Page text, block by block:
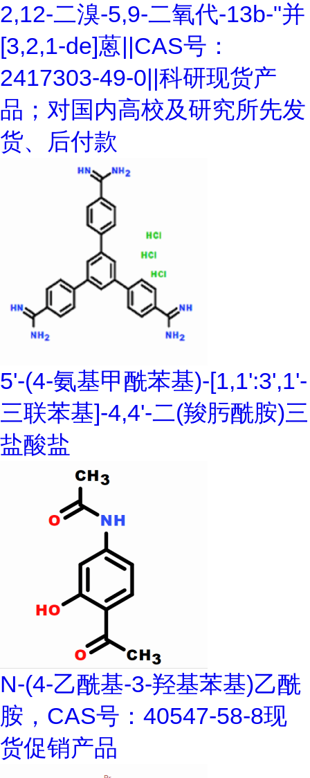
2,12-二溴-5,9-二氧代-13b-"并
[3,2,1-de]蒽||CAS号：
2417303-49-0||科研现货产
品；对国内高校及研究所先发
货、后付款
5'-(4-氨基甲酰苯基)-[1,1':3',1'-
三联苯基]-4,4'-二(羧肟酰胺)三
盐酸盐
N-(4-乙酰基-3-羟基苯基)乙酰
胺，CAS号：40547-58-8现
货促销产品